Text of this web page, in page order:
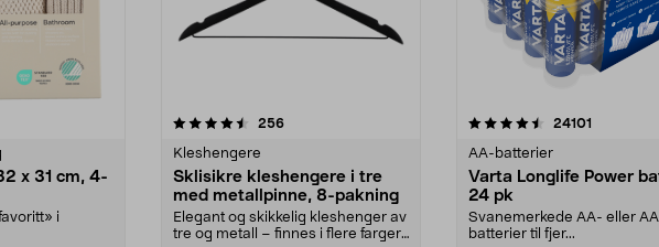
x 31 cm, 4-
i
256anmeldelser
Kleshengere
Sklisikre kleshengere i tre
med metallpinne, 8-pakning
Elegant og skikkelig kleshenger av
tre og metall – finnes i flere farger.
4.5av 5 stjerner 24101
AA-batterier
Varta Longlife Power
24 pk
Svanemerkede AA- eller
batterier til fjer...
4.5av 5 stjerner